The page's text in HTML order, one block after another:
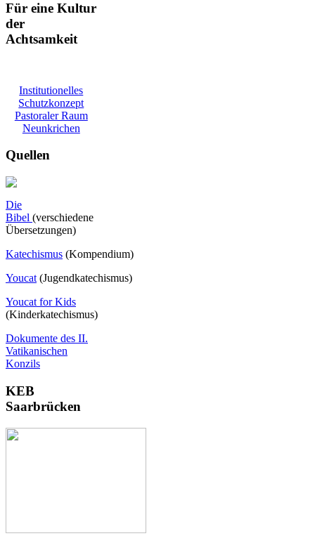
Für eine Kultur
der
Achtsamkeit
Institutionelles
Schutzkonzept
Pastoraler Raum
Neunkrichen
Quellen
Die
Bibel (verschiedene
Übersetzungen)
Katechismus (Kompendium)
Youcat (Jugendkatechismus)
Youcat for Kids
(Kinderkatechismus)
Dokumente des II.
Vatikanischen
Konzils
KEB
Saarbrücken